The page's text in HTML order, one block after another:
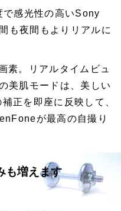
感光性の高いSony
も夜間もよりリアルに
素。リアルタイムビュ
美肌モードは、美しい
正を即座に反映して、
が最高の自撮り
も増えます